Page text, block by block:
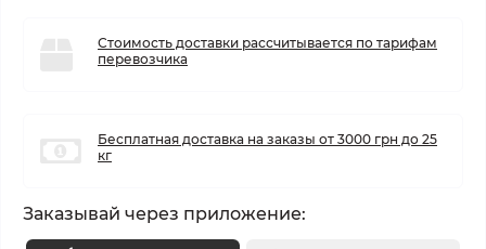
Стоимость доставки рассчитывается по тарифам
перевозчика
Бесплатная доставка на заказы от 3000 грн до 25
кг
Заказывай через приложение: